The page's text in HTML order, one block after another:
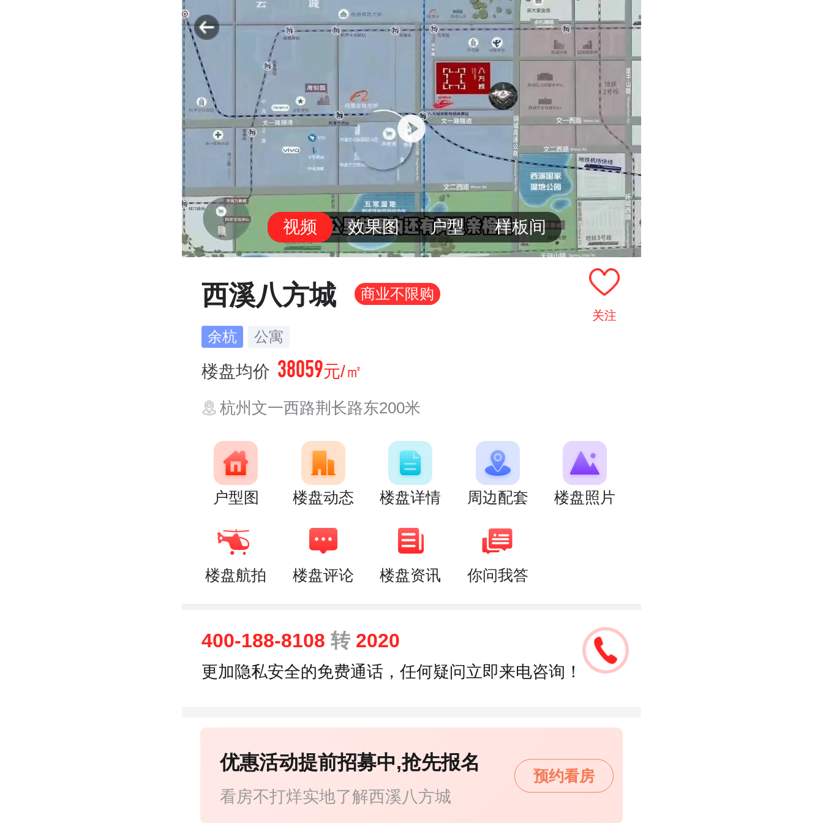
视频 效果图 户型 样板间
关注
西溪八方城 商业不限购
余杭 公寓
楼盘均价 38059元/㎡
杭州文一西路荆长路东200米
户型图 楼盘动态 楼盘详情 周边配套 楼盘照片
楼盘航拍 楼盘评论 楼盘资讯 你问我答
400-188-8108 转2020
更加隐私安全的免费通话，任何疑问立即来电咨询！
看房不打烊实地了解西溪八方城
优惠活动提前招募中,抢先报名
预约看房